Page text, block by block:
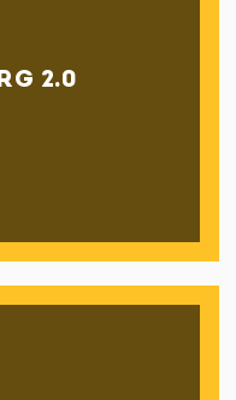
2.0